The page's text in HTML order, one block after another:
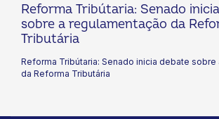
Reforma Tribútaria: Senado
sobre a regulamentação da
Tributária
Reforma Tribútaria: Senado inicia debate sobre
da Reforma Tributária